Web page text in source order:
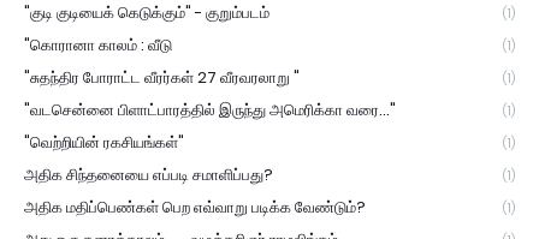
"குடி குடியைக் கெடுக்கும்" - குறும்படம் (1)
"கொரானா காலம் : வீடு (1)
"சுதந்திர போராட்ட வீரர்கள் 27 வீரவரலாறு " (1)
"வடசென்னை பிளாட்பாரத்தில் இருந்து அமெரிக்கா வரை..." (1)
"வெற்றியின் ரகசியங்கள்" (1)
அதிக சிந்தனையை எப்படி சமாளிப்பது? (1)
அதிக மதிப்பெண்கள் பெற எவ்வாறு படிக்க வேண்டும்? (1)